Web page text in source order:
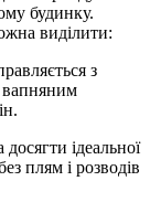
будинку.
виділити:
з
вапняним
ідеальної
плям і розводів